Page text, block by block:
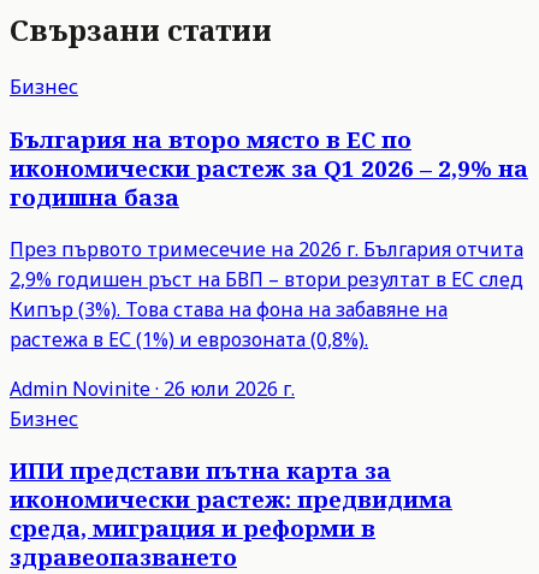
Свързани статии
Бизнес
България на второ място в ЕС по
икономически растеж за Q1 2026 – 2,9% на
годишна база
През първото тримесечие на 2026 г. България отчита
2,9% годишен ръст на БВП – втори резултат в ЕС след
Кипър (3%). Това става на фона на забавяне на
растежа в ЕС (1%) и еврозоната (0,8%).
Admin Novinite· 26 юли 2026 г.
Бизнес
ИПИ представи пътна карта за
икономически растеж: предвидима
среда, миграция и реформи в
здравеопазването